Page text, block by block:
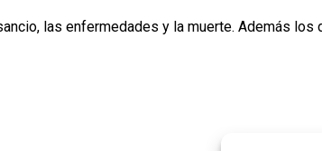
las enfermedades y la muerte. Además